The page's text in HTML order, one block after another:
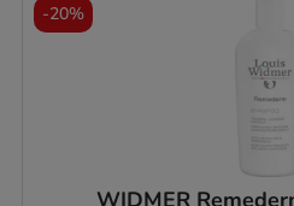
WIDMER
-20%